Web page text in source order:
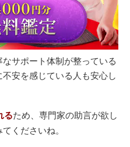
サポート体制が整っている
安を感じている人も安心し
るため、専門家の助言が欲し
くださいね。